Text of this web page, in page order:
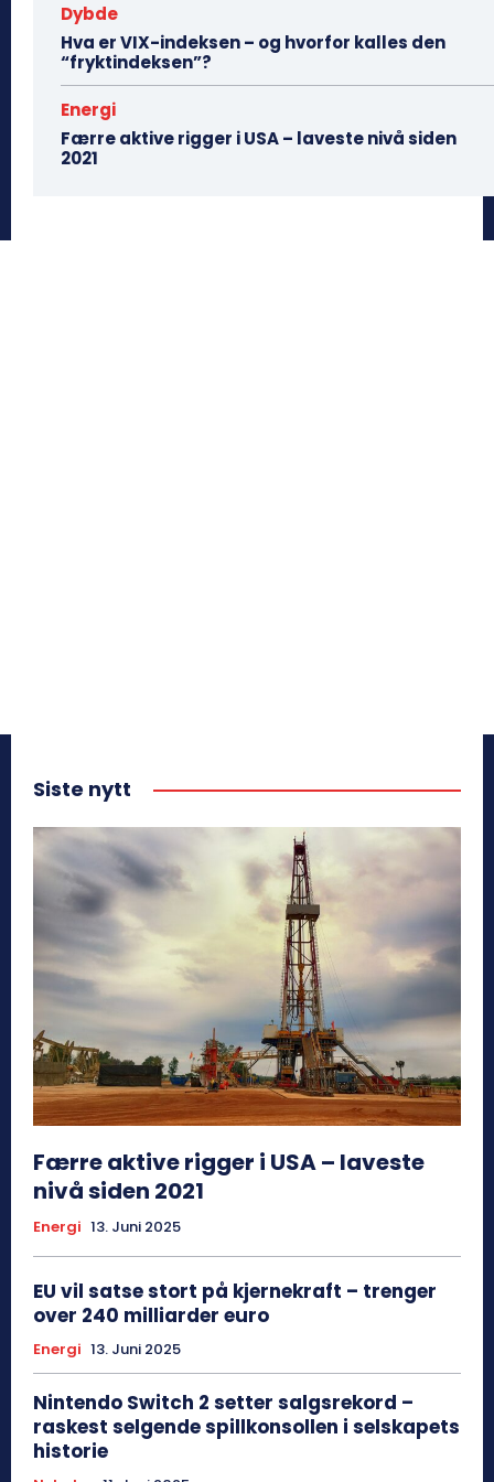
Dybde
Hva er VIX-indeksen – og hvorfor kalles den
“fryktindeksen”?
Energi
Færre aktive rigger i USA – laveste nivå siden
2021
Siste nytt
Færre aktive rigger i USA – laveste
nivå siden 2021
Energi 13. Juni 2025
EU vil satse stort på kjernekraft – trenger
over 240 milliarder euro
Energi 13. Juni 2025
Nintendo Switch 2 setter salgsrekord –
raskest selgende spillkonsollen i selskapets
historie